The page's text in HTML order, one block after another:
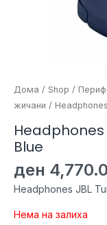
Дома / Shop /
жичани /
Headphones
Blue
ден
Headphones JBL
Нема на залиха